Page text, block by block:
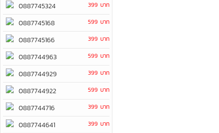
0887745324 399 บาท
0887745168 599 บาท
0887745166 399 บาท
0887744963 599 บาท
0887744929 399 บาท
0887744922 599 บาท
0887744716 399 บาท
0887744641 399 บาท